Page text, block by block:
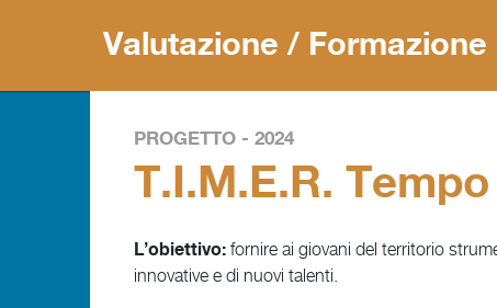
Valutazione / Formazione
PROGETTO - 2024
T.I.M.E.R.
L’obiettivo: fornire ai giovani del territorio
innovative e di nuovi talenti.